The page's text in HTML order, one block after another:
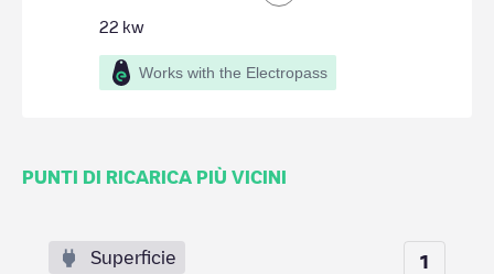
22 kw
Works with the Electropass
PUNTI DI RICARICA PIÙ VICINI
Superficie 1